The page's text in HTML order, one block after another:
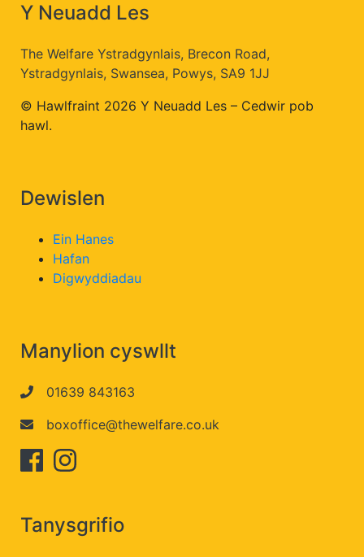
Y Neuadd Les
The Welfare Ystradgynlais, Brecon Road,
Ystradgynlais, Swansea, Powys, SA9 1JJ
© Hawlfraint 2026 Y Neuadd Les – Cedwir pob
hawl.
Dewislen
Ein Hanes
Hafan
Digwyddiadau
Manylion cyswllt
01639 843163
boxoffice@thewelfare.co.uk
Tanysgrifio